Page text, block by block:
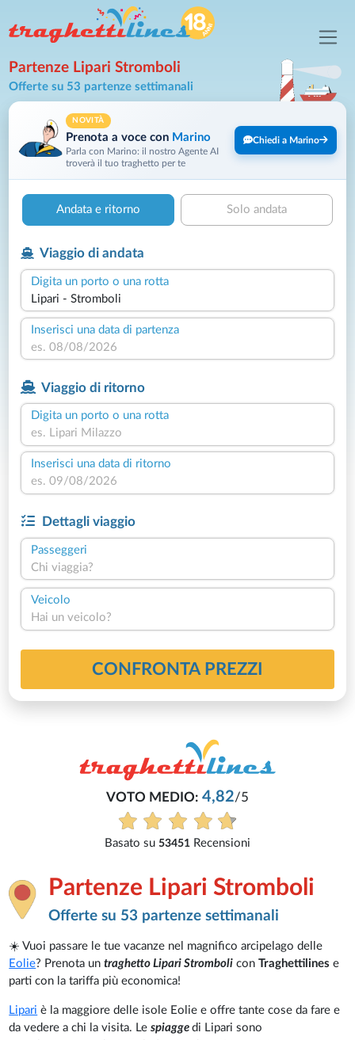
Partenze Lipari Stromboli
Offerte su 53 partenze settimanali
NOVITÀ
Prenota a voce con Marino
Parla con Marino: il nostro Agente AI
troverà il tuo traghetto per te
Chiedi a Marino
Andata e ritorno Solo andata
Viaggio di andata
Digita un porto o una rotta
Inserisci una data di partenza
Viaggio di ritorno
Digita un porto o una rotta
Inserisci una data di ritorno
Dettagli viaggio
Passeggeri
Chi viaggia?
Veicolo
Hai un veicolo?
CONFRONTA PREZZI
VOTO MEDIO:4,82/5
Basato su53451Recensioni
Partenze Lipari Stromboli
Offerte su 53 partenze settimanali
☀️ Vuoi passare le tue vacanze nel magnifico arcipelago delle
Eolie? Prenota untraghetto Lipari Stromboli conTraghettilinese
parti con la tariffa più economica!
Lipari è la maggiore delle isole Eolie e offre tante cose da fare e
da vedere a chi la visita. Lespiaggedi Lipari sono